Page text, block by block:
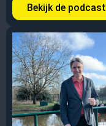
Bekijk de podcast